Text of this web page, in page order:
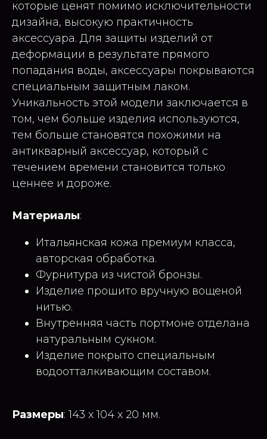
которые ценят помимо исключительности
дизайна, высокую практичность
аксессуара. Для защиты изделий от
деформации в результате прямого
попадания воды, аксессуары покрываются
специальным защитным лаком.
Уникальность этой модели заключается в
том, чем больше изделия используются,
тем больше становятся похожими на
антикварный аксессуар, который с
течением времени становится только
ценнее и дороже.
Материалы:
Итальянская кожа премиум класса,
авторская обработка.
Фурнитура из чистой бронзы.
Изделие прошито вручную вощеной
нитью.
Внутренняя часть портмоне отделана
натуральным сукном.
Изделие покрыто специальным
водоотталкивающим составом.
Размеры: 143 x 104 x 20 мм.